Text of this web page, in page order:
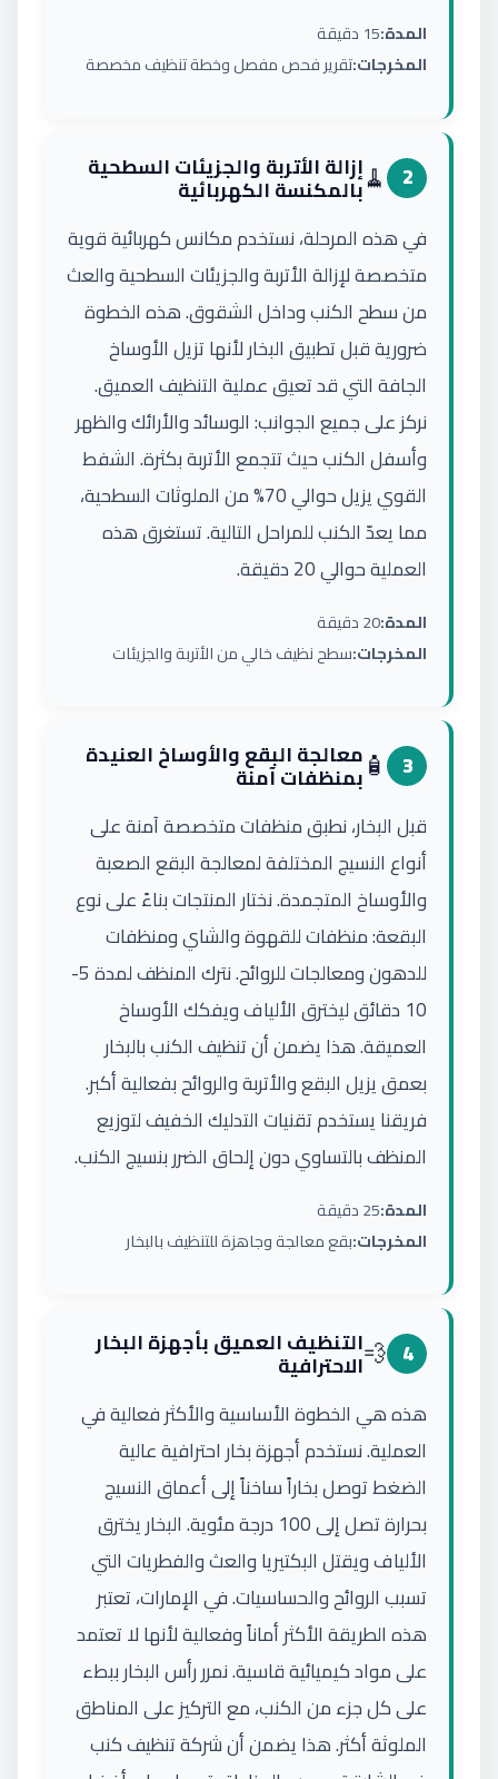
المدة:15 دقيقة
المخرجات:تقرير فحص مفصل وخطة تنظيف مخصصة
2
🧹إزالة الأتربة والجزيئات السطحية
بالمكنسة الكهربائية
في هذه المرحلة، نستخدم مكانس كهربائية قوية
متخصصة لإزالة الأتربة والجزيئات السطحية والعث
من سطح الكنب وداخل الشقوق. هذه الخطوة
ضرورية قبل تطبيق البخار لأنها تزيل الأوساخ
الجافة التي قد تعيق عملية التنظيف العميق.
نركز على جميع الجوانب: الوسائد والأرائك والظهر
وأسفل الكنب حيث تتجمع الأتربة بكثرة. الشفط
القوي يزيل حوالي 70% من الملوثات السطحية،
مما يعدّ الكنب للمراحل التالية. تستغرق هذه
العملية حوالي 20 دقيقة.
المدة:20 دقيقة
المخرجات:سطح نظيف خالي من الأتربة والجزيئات
3
🧴معالجة البقع والأوساخ العنيدة
بمنظفات آمنة
قبل البخار، نطبق منظفات متخصصة آمنة على
أنواع النسيج المختلفة لمعالجة البقع الصعبة
والأوساخ المتجمدة. نختار المنتجات بناءً على نوع
البقعة: منظفات للقهوة والشاي ومنظفات
للدهون ومعالجات للروائح. نترك المنظف لمدة 5-
10 دقائق ليخترق الألياف ويفكك الأوساخ
العميقة. هذا يضمن أن تنظيف الكنب بالبخار
بعمق يزيل البقع والأتربة والروائح بفعالية أكبر.
فريقنا يستخدم تقنيات التدليك الخفيف لتوزيع
المنظف بالتساوي دون إلحاق الضرر بنسيج الكنب.
المدة:25 دقيقة
المخرجات:بقع معالجة وجاهزة للتنظيف بالبخار
4
💨التنظيف العميق بأجهزة البخار
الاحترافية
هذه هي الخطوة الأساسية والأكثر فعالية في
العملية. نستخدم أجهزة بخار احترافية عالية
الضغط توصل بخاراً ساخناً إلى أعماق النسيج
بحرارة تصل إلى 100 درجة مئوية. البخار يخترق
الألياف ويقتل البكتيريا والعث والفطريات التي
تسبب الروائح والحساسيات. في الإمارات، تعتبر
هذه الطريقة الأكثر أماناً وفعالية لأنها لا تعتمد
على مواد كيميائية قاسية. نمرر رأس البخار ببطء
على كل جزء من الكنب، مع التركيز على المناطق
الملوثة أكثر. هذا يضمن أن شركة تنظيف كنب